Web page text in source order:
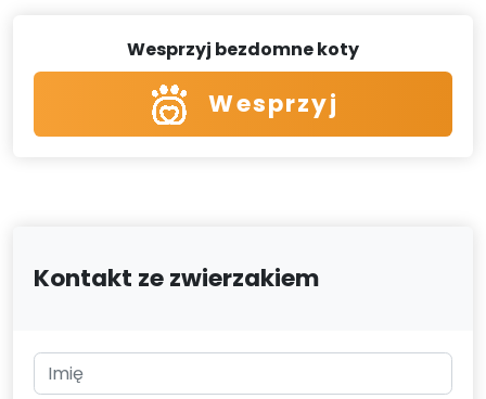
Wesprzyj bezdomne koty
Wesprzyj
Kontakt ze zwierzakiem